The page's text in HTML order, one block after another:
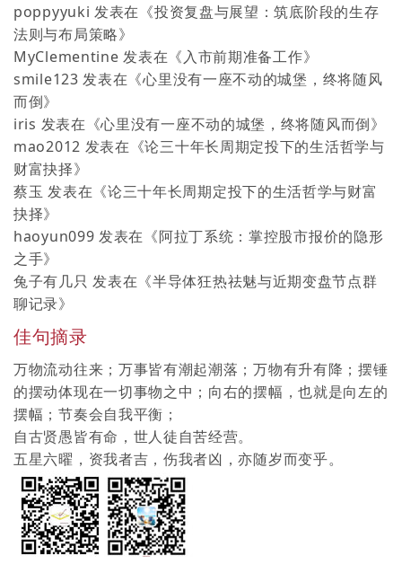
poppyyuki 发表在《投资复盘与展望：筑底阶段的生存
法则与布局策略》
MyClementine 发表在《入市前期准备工作》
smile123 发表在《心里没有一座不动的城堡，终将随风
而倒》
iris 发表在《心里没有一座不动的城堡，终将随风而倒》
mao2012 发表在《论三十年长周期定投下的生活哲学与
财富抉择》
蔡玉 发表在《论三十年长周期定投下的生活哲学与财富
抉择》
haoyun099 发表在《阿拉丁系统：掌控股市报价的隐形
之手》
兔子有几只 发表在《半导体狂热祛魅与近期变盘节点群
聊记录》
佳句摘录
万物流动往来；万事皆有潮起潮落；万物有升有降；摆锤
的摆动体现在一切事物之中；向右的摆幅，也就是向左的
摆幅；节奏会自我平衡；
自古贤愚皆有命，世人徒自苦经营。
五星六曜，资我者吉，伤我者凶，亦随岁而变乎。